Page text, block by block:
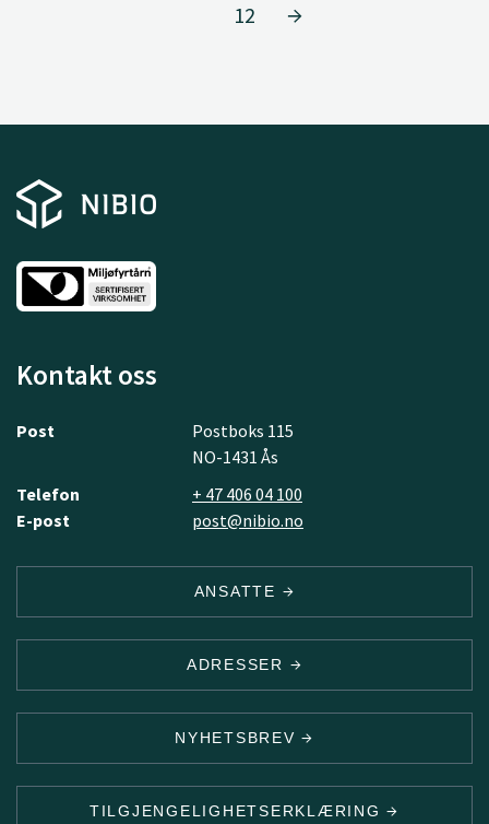
12
Kontakt oss
Post
Postboks 115
NO-1431 Ås
Telefon
+ 47 406 04 100
E-post
post@nibio.no
ANSATTE
ADRESSER
NYHETSBREV
TILGJENGELIGHETSERKLÆRING